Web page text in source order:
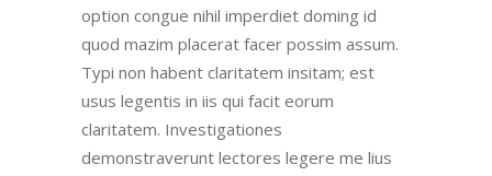
option congue nihil imperdiet doming id
quod mazim placerat facer possim assum.
Typi non habent claritatem insitam; est
usus legentis in iis qui facit eorum
claritatem. Investigationes
demonstraverunt lectores legere me lius